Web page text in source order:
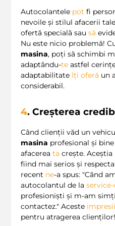
Autocolantele pot fi
nevoile și stilul afacerii
ofertă specială sau să
Nu este nicio problemă!
masina, poți să schimbi
adaptându-te astfel
adaptabilitate îți oferă un
considerabil.
4. Creșterea
Când clienții văd un
masina profesional și
afacerea ta crește.
fiind mai serios și
recent ne-a spus: "Când
autocolantul de la
profesioniști și m-am
contactez." Aceste
pentru atragerea clienților!